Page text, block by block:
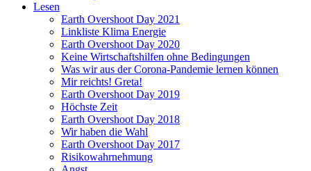
Lesen
Earth Overshoot Day 2021
Linkliste Klima Energie
Earth Overshoot Day 2020
Keine Wirtschaftshilfen ohne Bedingungen
Was wir aus der Corona-Pandemie lernen können
Mir reichts! Greta!
Earth Overshoot Day 2019
Höchste Zeit
Earth Overshoot Day 2018
Wir haben die Wahl
Earth Overshoot Day 2017
Risikowahrnehmung